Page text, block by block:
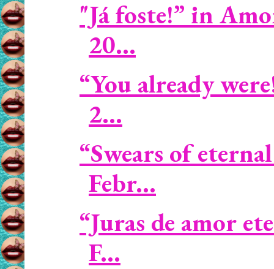
"Já foste!” in
20...
“You already
2...
“Swears of
Febr...
“Juras de amor
F...